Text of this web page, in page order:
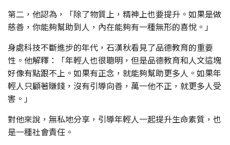
第二，他認為，「除了物質上，精神上也要提升。如果是做
慈善，你能夠幫助到人，內在能夠有一種無形的喜悅。」
身處科技不斷進步的年代，石漢秋看見了品德教育的重要
性。他解釋：「年輕人也很聰明，但是品德教育和人文這塊
好像有點跟不上。如果有正念，就能夠幫助更多人。如果年
輕人只顧著賺錢，沒有引導向善，萬一他不正，就更多人受
害。」
對他來說，無私地分享，引導年輕人一起提升生命素質，也
是一種社會責任。